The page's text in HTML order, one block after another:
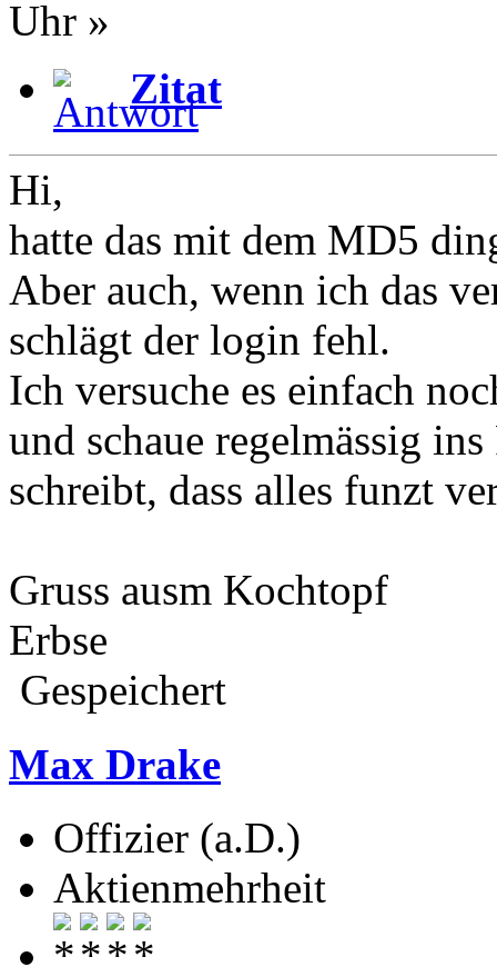
Uhr »
Zitat
Hi,
hatte das mit dem MD5
Aber auch, wenn ich das
schlägt der login fehl.
Ich versuche es einfach
und schaue regelmässig
schreibt, dass alles funzt
Gruss ausm Kochtopf
Erbse
Gespeichert
Max Drake
Offizier (a.D.)
Aktienmehrheit